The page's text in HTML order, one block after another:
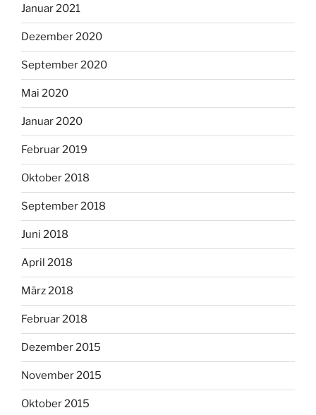
Januar 2021
Dezember 2020
September 2020
Mai 2020
Januar 2020
Februar 2019
Oktober 2018
September 2018
Juni 2018
April 2018
März 2018
Februar 2018
Dezember 2015
November 2015
Oktober 2015